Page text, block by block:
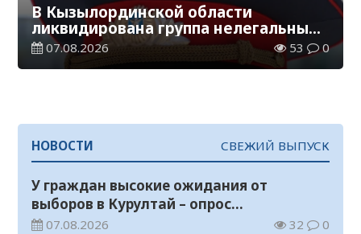
В Кызылординской области
ликвидирована группа нелегальных
добытчиков золота
07.08.2026 53 0
НОВОСТИ СВЕЖИЙ ВЫПУСК
У граждан высокие ожидания от
выборов в Курултай – опрос
общественного мнения
07.08.2026 32 0